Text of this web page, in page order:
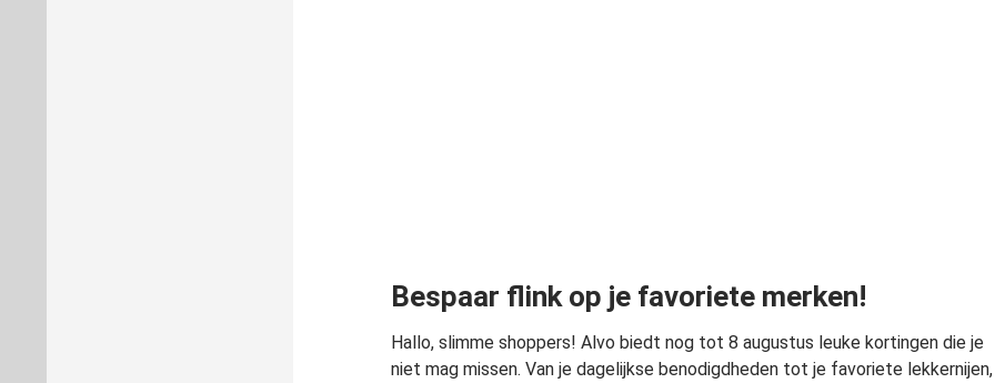
Bespaar flink op je favoriete merken!
Hallo, slimme shoppers! Alvo biedt nog tot 8 augustus leuke kortingen die je
niet mag missen. Van je dagelijkse benodigdheden tot je favoriete lekkernijen,